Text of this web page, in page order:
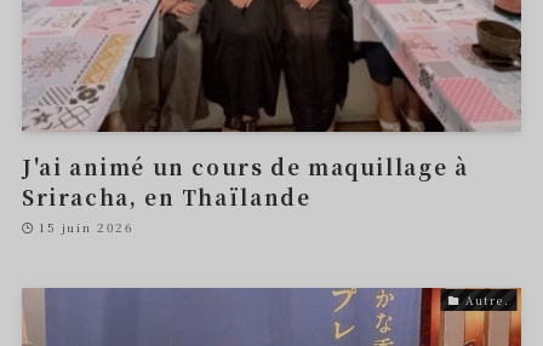
J'ai animé un cours de maquillage à
Sriracha, en Thaïlande
15 juin 2026
Autre.